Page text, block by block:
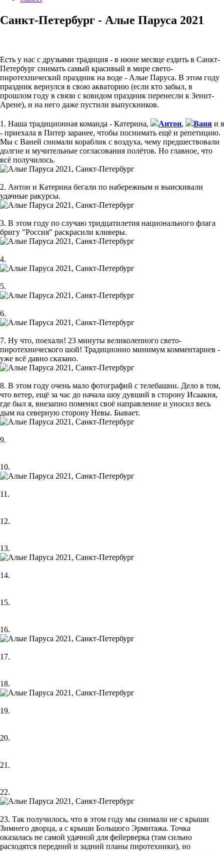
Санкт-Петербург - Алые Паруса 2021
Есть у нас с друзьями традиция - в июне месяце ездить в Санкт-
Петербург снимать самый красивый в мире свето-
пиротехнический праздник на воде - Алые Паруса. В этом году
праздник вернулся в свою акваторию (если кто забыл, в
прошлом году в связи с ковидом праздник перенесли к Зенит-
Арене), и на него даже пустили выпускников.
1. Наша традиционная команда - Катерина, Антон, Ваня и я
- приехала в Питер заранее, чтобы поснимать ещё и репетицию.
Мы с Ваней снимали кораблик с воздуха, чему предшествовали
долгие и мучительные согласования полётов. Но главное, что
всё получилось.
2. Антон и Катерина бегали по набережным и выискивали
удачные ракурсы.
3. В этом году по случаю тридцатилетия национального флага
бригу "Россия" раскрасили кливеры.
4.
5.
6.
7. Ну что, поехали! 23 минуты великолепного свето-
пиротехнического шой! Традиционно минимум комментариев -
уже всё давно сказано.
8. В этом году очень мало фотографий с телебашни. Дело в том,
что ветер, ещё за час до начала шоу дувший в сторону Исаакия,
где был я, внезапно поменял своё направление и уносил весь
дым на северную сторону Невы. Бывает.
9.
10.
11.
12.
13.
14.
15.
16.
17.
18.
19.
20.
21.
22.
23. Так получилось, что в этом году мы снимали не с крыши
Зимнего дворца, а с крыши Большого Эрмитажа. Точка
оказалась не самой удачной для фейерверка (там сильно
расходятся передний и задний планы пиротехники), но